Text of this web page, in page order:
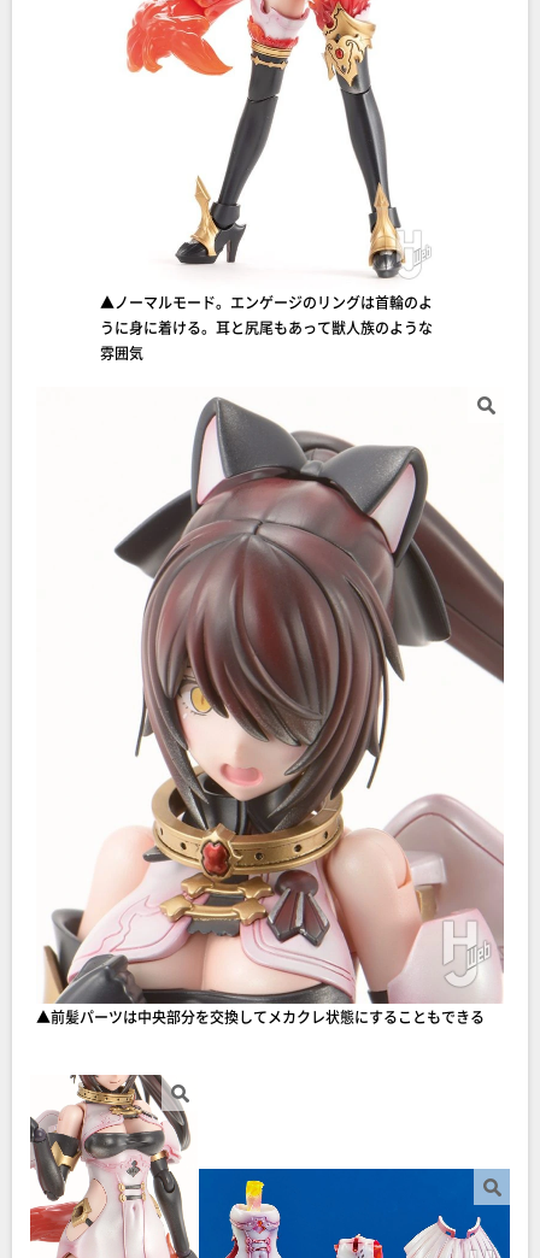
▲ノーマルモード。エンゲージのリングは首輪のよ
うに身に着ける。耳と尻尾もあって獣人族のような
雰囲気
▲前髪パーツは中央部分を交換してメカクレ状態にすることもできる